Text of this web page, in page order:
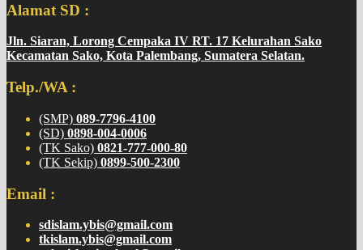
Alamat SD :
Jln. Siaran, Lorong Cempaka IV RT. 17 Kelurahan Sako
Kecamatan Sako, Kota Palembang, Sumatera Selatan.
Telp./WA :
(SMP) 089-7796-4100
(SD) 0898-004-0006
(TK Sako) 0821-777-000-80
(TK Sekip) 0899-500-2300
Email :
sdislam.ybis@gmail.com
tkislam.ybis@gmail.com